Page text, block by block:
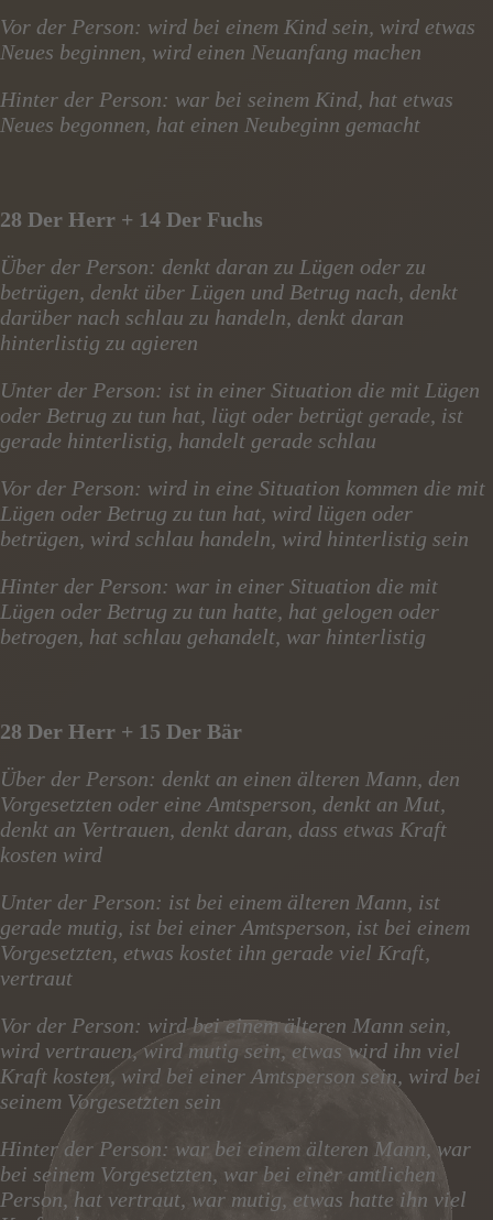
Vor der Person: wird bei einem Kind sein, wird etwas
Neues beginnen, wird einen Neuanfang machen
Hinter der Person: war bei seinem Kind, hat etwas
Neues begonnen, hat einen Neubeginn gemacht
28 Der Herr + 14 Der Fuchs
Über der Person: denkt daran zu Lügen oder zu
betrügen, denkt über Lügen und Betrug nach, denkt
darüber nach schlau zu handeln, denkt daran
hinterlistig zu agieren
Unter der Person: ist in einer Situation die mit Lügen
oder Betrug zu tun hat, lügt oder betrügt gerade, ist
gerade hinterlistig, handelt gerade schlau
Vor der Person: wird in eine Situation kommen die mit
Lügen oder Betrug zu tun hat, wird lügen oder
betrügen, wird schlau handeln, wird hinterlistig sein
Hinter der Person: war in einer Situation die mit
Lügen oder Betrug zu tun hatte, hat gelogen oder
betrogen, hat schlau gehandelt, war hinterlistig
28 Der Herr + 15 Der Bär
Über der Person: denkt an einen älteren Mann, den
Vorgesetzten oder eine Amtsperson, denkt an Mut,
denkt an Vertrauen, denkt daran, dass etwas Kraft
kosten wird
Unter der Person: ist bei einem älteren Mann, ist
gerade mutig, ist bei einer Amtsperson, ist bei einem
Vorgesetzten, etwas kostet ihn gerade viel Kraft,
vertraut
Vor der Person: wird bei einem älteren Mann sein,
wird vertrauen, wird mutig sein, etwas wird ihn viel
Kraft kosten, wird bei einer Amtsperson sein, wird bei
seinem Vorgesetzten sein
Hinter der Person: war bei einem älteren Mann, war
bei seinem Vorgesetzten, war bei einer amtlichen
Person, hat vertraut, war mutig, etwas hatte ihn viel